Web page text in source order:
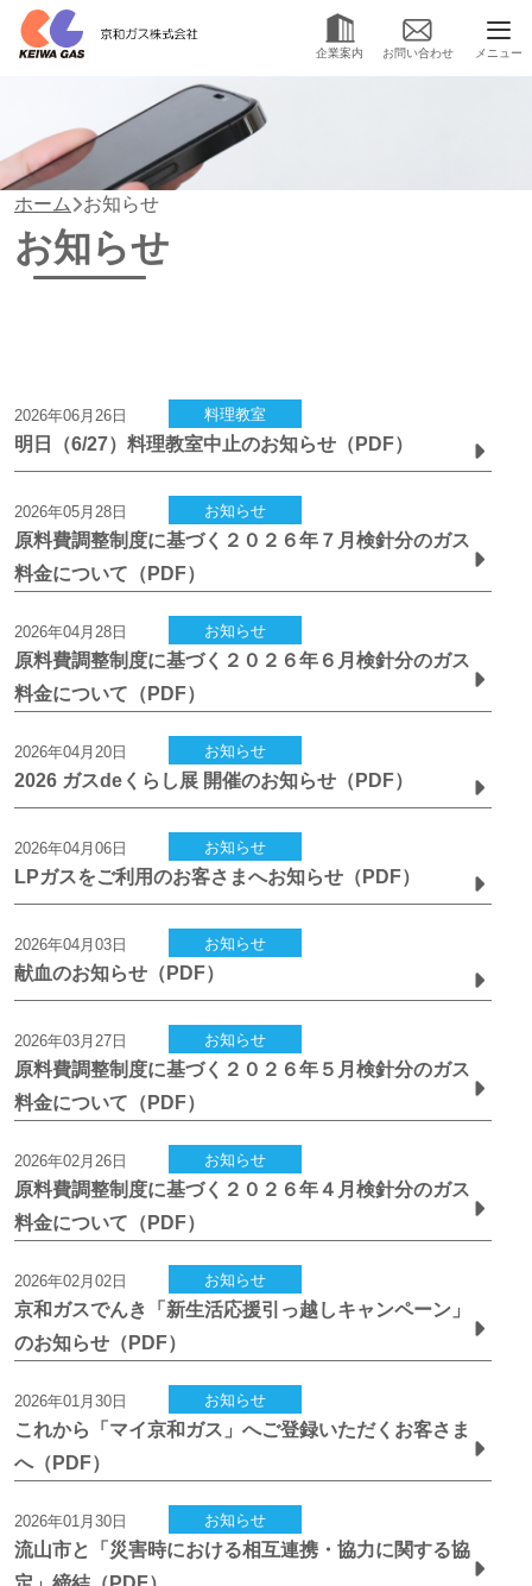
企業案内 お問い合わせ メニュー
ホーム お知らせ
お知らせ
2026年06月26日 料理教室
明日（6/27）料理教室中止のお知らせ（PDF）
2026年05月28日 お知らせ
原料費調整制度に基づく２０２６年７月検針分のガス
料金について（PDF）
2026年04月28日 お知らせ
原料費調整制度に基づく２０２６年６月検針分のガス
料金について（PDF）
2026年04月20日 お知らせ
2026 ガスdeくらし展 開催のお知らせ（PDF）
2026年04月06日 お知らせ
LPガスをご利用のお客さまへお知らせ（PDF）
2026年04月03日 お知らせ
献血のお知らせ（PDF）
2026年03月27日 お知らせ
原料費調整制度に基づく２０２６年５月検針分のガス
料金について（PDF）
2026年02月26日 お知らせ
原料費調整制度に基づく２０２６年４月検針分のガス
料金について（PDF）
2026年02月02日 お知らせ
京和ガスでんき「新生活応援引っ越しキャンペーン」
のお知らせ（PDF）
2026年01月30日 お知らせ
これから「マイ京和ガス」へご登録いただくお客さま
へ（PDF）
2026年01月30日 お知らせ
流山市と「災害時における相互連携・協力に関する協